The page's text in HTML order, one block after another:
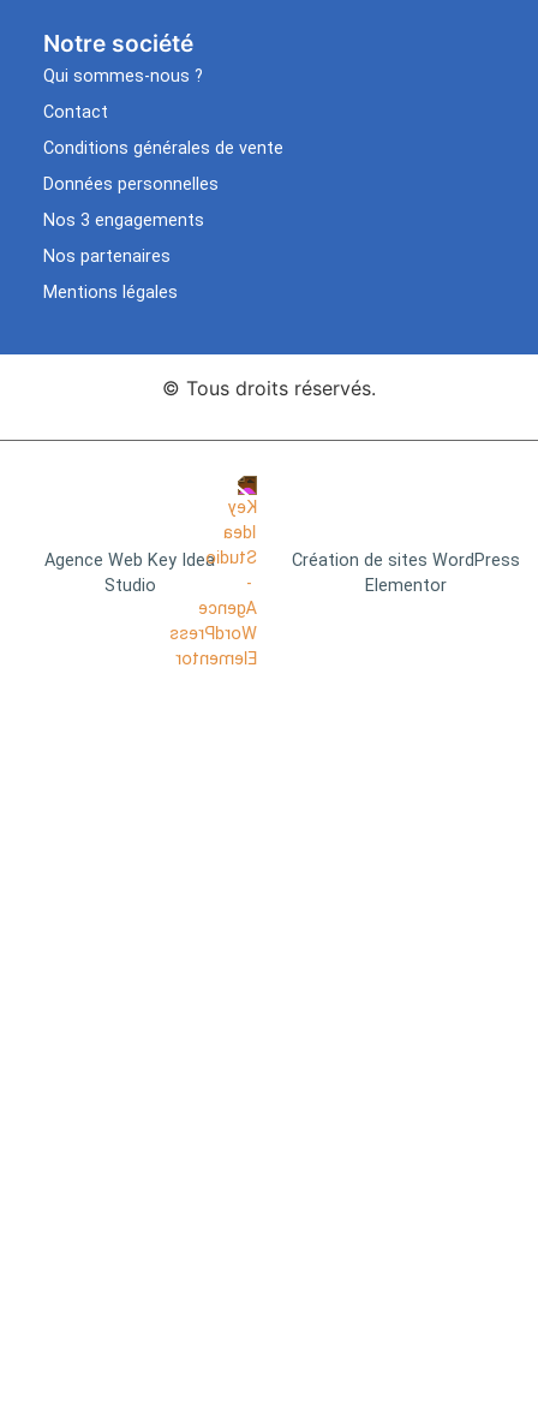
Notre société
Qui sommes-nous ?
Contact
Conditions générales de vente
Données personnelles
Nos 3 engagements
Nos partenaires
Mentions légales
© Tous droits réservés.
Agence Web Key Idea
Studio
Création de sites WordPress
Elementor